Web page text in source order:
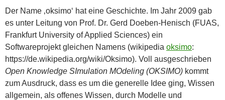
Der Name ‚oksimo‘ hat eine Geschichte. Im Jahr 2009 gab
es unter Leitung von Prof. Dr. Gerd Doeben-Henisch (FUAS,
Frankfurt University of Applied Sciences) ein
Softwareprojekt gleichen Namens (wikipedia oksimo:
https://de.wikipedia.org/wiki/Oksimo). Voll ausgeschrieben
Open Knowledge SImulation MOdeling (OKSIMO) kommt
zum Ausdruck, dass es um die generelle Idee ging, Wissen
allgemein, als offenes Wissen, durch Modelle und